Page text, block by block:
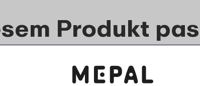
Produkt